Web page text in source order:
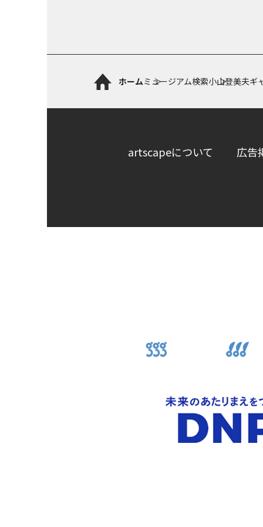
ホームミュージアム検索小山登美夫ギ
artscapeについて 広告